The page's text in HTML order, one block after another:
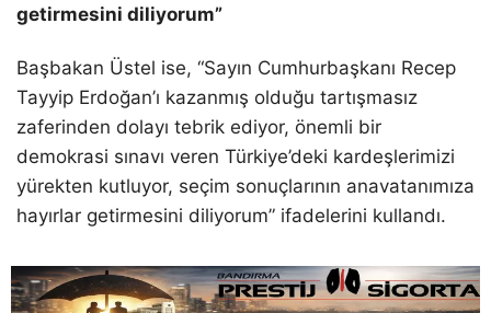
getirmesini diliyorum”
Başbakan Üstel ise, “Sayın Cumhurbaşkanı Recep
Tayyip Erdoğan’ı kazanmış olduğu tartışmasız
zaferinden dolayı tebrik ediyor, önemli bir
demokrasi sınavı veren Türkiye’deki kardeşlerimizi
yürekten kutluyor, seçim sonuçlarının anavatanımıza
hayırlar getirmesini diliyorum” ifadelerini kullandı.